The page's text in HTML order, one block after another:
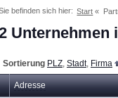
befinden sich hier: Start
Unternehmen
Sortierung PLZ Stadt, Firma
Adresse